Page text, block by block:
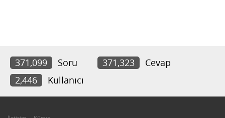
371,099 Soru 371,323
Cevap
2,446
Kullanıcı